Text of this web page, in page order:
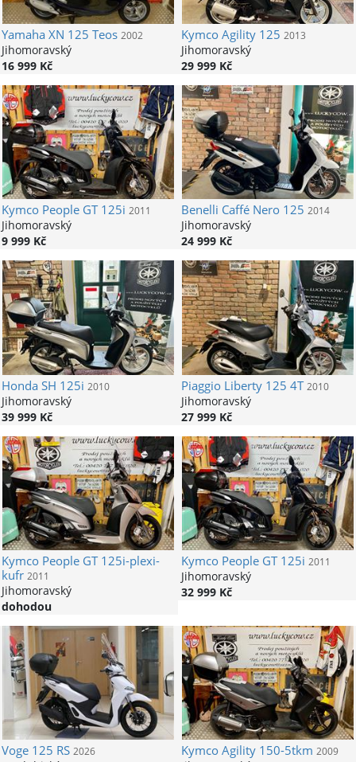
YamahaXN 125 Teos 2002
Jihomoravský
16 999 Kč
KymcoAgility 125 2013
Jihomoravský
29 999 Kč
KymcoPeople GT 125i 2011
Jihomoravský
9 999 Kč
Benelli Caffé Nero 125 2014
Jihomoravský
24 999 Kč
HondaSH 125i 2010
Jihomoravský
39 999 Kč
PiaggioLiberty 125 4T 2010
Jihomoravský
27 999 Kč
KymcoPeople GT 125i-plexi-
kufr 2011
Jihomoravský
dohodou
KymcoPeople GT 125i 2011
Jihomoravský
32 999 Kč
Voge125 RS 2026 KymcoAgility 150-5tkm 2009